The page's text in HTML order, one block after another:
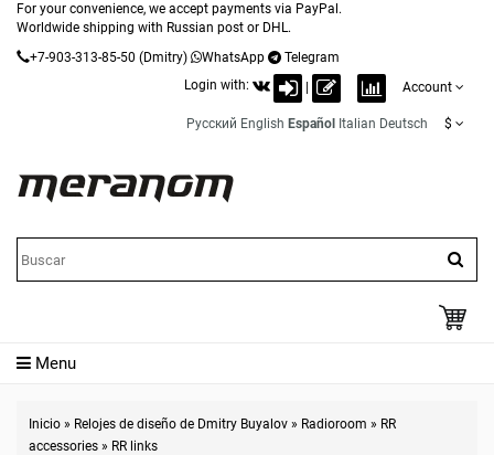
For your convenience, we accept payments via PayPal.
Worldwide shipping with Russian post or DHL.
+7-903-313-85-50 (Dmitry) WhatsApp
Telegram
Login with:
Account
Русский English Español Italian Deutsch $
Menu
Inicio » Relojes de diseño de Dmitry Buyalov » Radioroom » RR
accessories » RR links